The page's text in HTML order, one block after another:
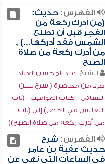
الفهرس:حديث:
(من أدرك ركعة من
الفجر قبل أن تطلع
الشمس فقد أدركها...) ,
من أدرك ركعة من صلاة
الصبح
للشيخ: عبد المحسن العباد
جزء من محاضرة ( شرح سنن
النسائي - كتاب المواقيت - (باب
التغليس في الحضر) إلى (باب
من أدرك ركعة من صلاة الصبح))
الفهرس: شرح
حديث عقبة بن عامر
في الساعات التي نهي عن